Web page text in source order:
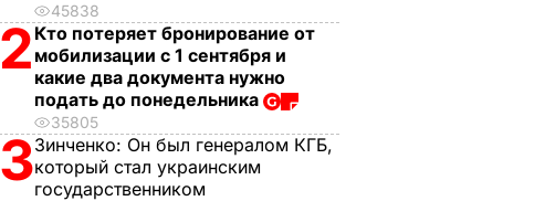
45838
2 Кто потеряет бронирование от
мобилизации с 1 сентября и
какие два документа нужно
подать до понедельника
35805
3Зинченко: Он был генералом КГБ,
который стал украинским
государственником